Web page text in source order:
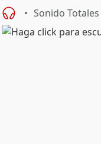
Sonido Totales